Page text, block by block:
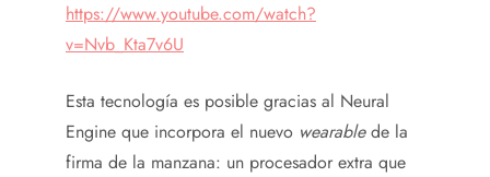
https://www.youtube.com/watch?
v=Nvb_Kta7v6U
Esta tecnología es posible gracias al Neural
Engine que incorpora el nuevo wearablede la
firma de la manzana: un procesador extra que